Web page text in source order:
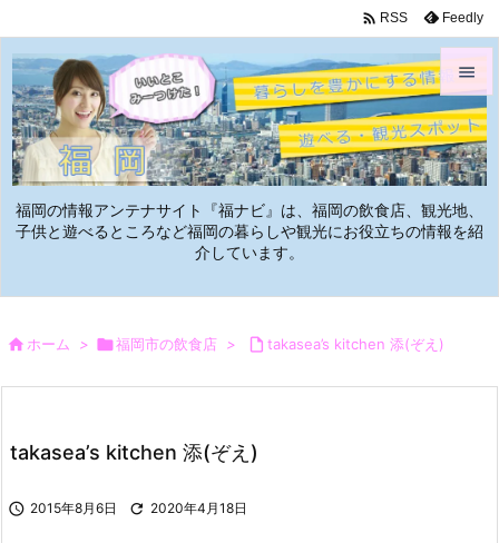
福岡の情報アンテナサイト『福ナビ』は、福岡の飲食店、観光地、
子供と遊べるところなど福岡の暮らしや観光にお役立ちの情報を紹
介しています。


メニュ



 RSS Feedly
ホーム > 福岡市の飲食店 >  takasea’s kitchen 添(ぞえ)
takasea’s kitchen 添(ぞえ)
 2015年8月6日  2020年4月18日